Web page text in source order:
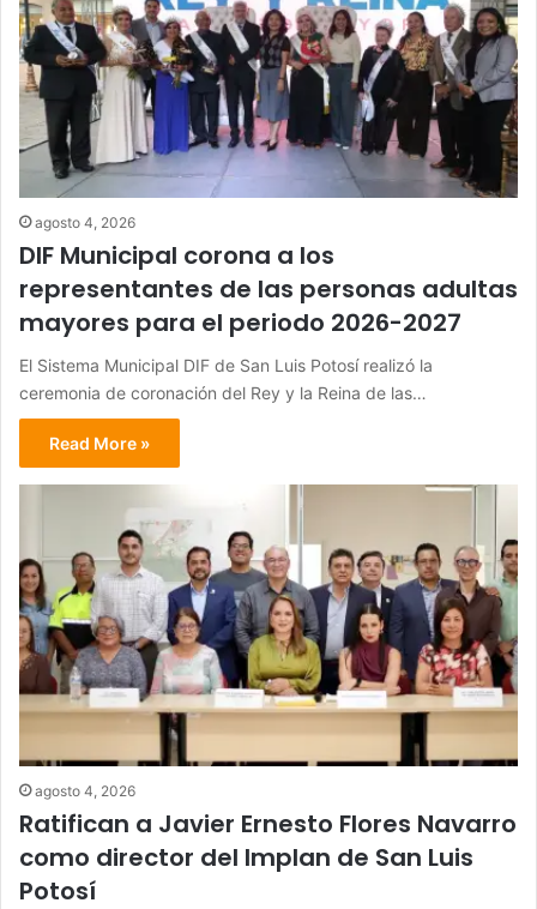
agosto 4, 2026
DIF Municipal corona a los
representantes de las personas adultas
mayores para el periodo 2026-2027
El Sistema Municipal DIF de San Luis Potosí realizó la
ceremonia de coronación del Rey y la Reina de las…
Read More »
agosto 4, 2026
Ratifican a Javier Ernesto Flores Navarro
como director del Implan de San Luis
Potosí